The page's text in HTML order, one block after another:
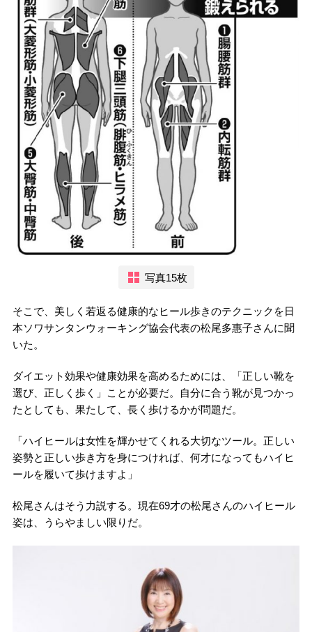
写真15枚
そこで、美しく若返る健康的なヒール歩きのテクニックを日
本ソワサンタンウォーキング協会代表の松尾多惠子さんに聞
いた。
ダイエット効果や健康効果を高めるためには、「正しい靴を
選び、正しく歩く」ことが必要だ。自分に合う靴が見つかっ
たとしても、果たして、長く歩けるかが問題だ。
「ハイヒールは女性を輝かせてくれる大切なツール。正しい
姿勢と正しい歩き方を身につければ、何才になってもハイヒ
ールを履いて歩けますよ」
松尾さんはそう力説する。現在69才の松尾さんのハイヒール
姿は、うらやましい限りだ。